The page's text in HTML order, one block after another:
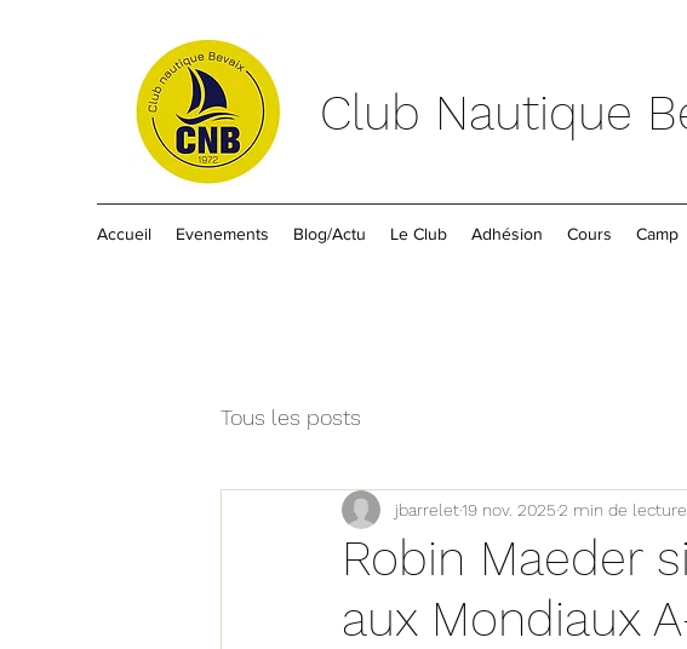
Club Nautique
Accueil Evenements Blog/Actu Le Club Adhésion Cours Camp
Tous les posts
Robin Maeder
aux Mondiaux
jbarrelet19 nov. 20252 min de lecture